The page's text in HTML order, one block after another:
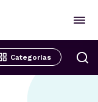
Categorías